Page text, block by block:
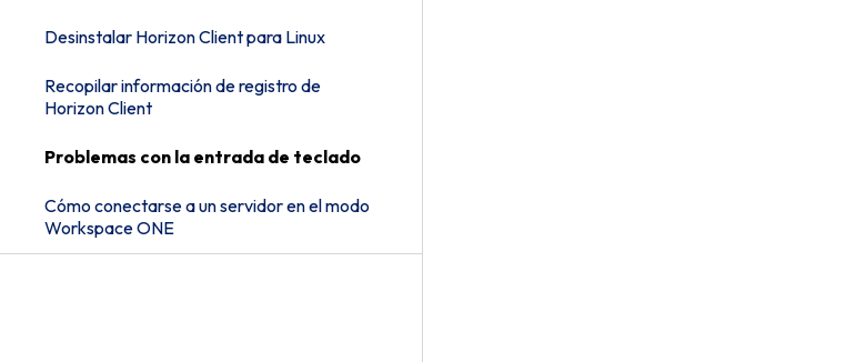
Desinstalar Horizon Client para Linux
Recopilar información de registro de
Horizon Client
Problemas con la entrada de teclado
Cómo conectarse a un servidor en el modo
Workspace ONE